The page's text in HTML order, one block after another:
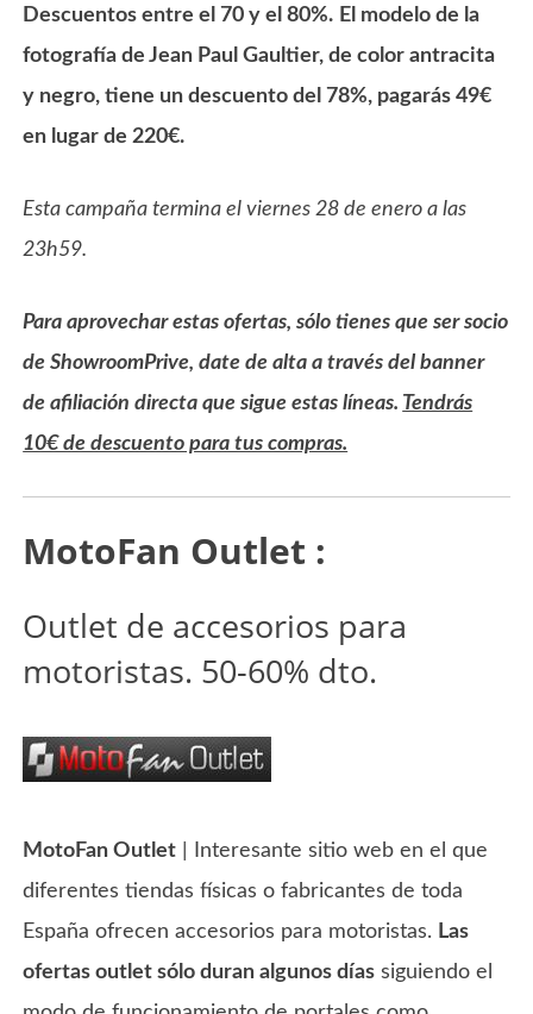
Descuentos entre el 70 y el 80%. El modelo de la
fotografía de Jean Paul Gaultier, de color antracita
y negro, tiene un descuento del 78%, pagarás 49€
en lugar de 220€.
Esta campaña termina el viernes 28 de enero a las
23h59.
Para aprovechar estas ofertas, sólo tienes que ser socio
de ShowroomPrive, date de alta a través del banner
de afiliación directa que sigue estas líneas. Tendrás
10€ de descuento para tus compras.
MotoFan Outlet :
Outlet de accesorios para
motoristas. 50-60% dto.
MotoFan Outlet | Interesante sitio web en el que
diferentes tiendas físicas o fabricantes de toda
España ofrecen accesorios para motoristas. Las
ofertas outlet sólo duran algunos días siguiendo el